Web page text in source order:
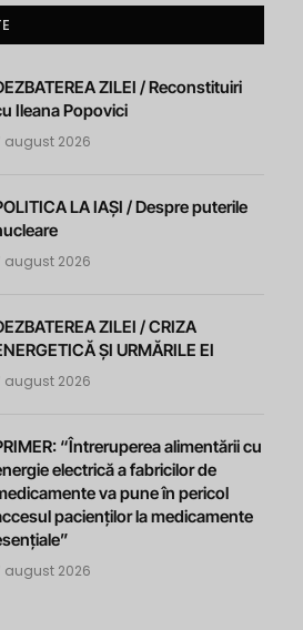
ZILEI / Reconstituiri
Ileana Popovici
august 2026
LA IAȘI / Despre puterile
august 2026
ZILEI / CRIZA
ȘI URMĂRILE EI
august 2026
“Întreruperea alimentării cu
electrică a fabricilor de
va pune în pericol
pacienților la medicamente
august 2026